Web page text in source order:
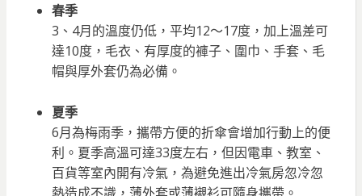
春季
3、4月的溫度仍低，平均12～17度，加上溫差可
達10度，毛衣、有厚度的褲子、圍巾、手套、毛
帽與厚外套仍為必備。
夏季
6月為梅雨季，攜帶方便的折傘會增加行動上的便
利。夏季高溫可達33度左右，但因電車、教室、
百貨等室內開有冷氣，為避免進出冷氣房忽冷忽